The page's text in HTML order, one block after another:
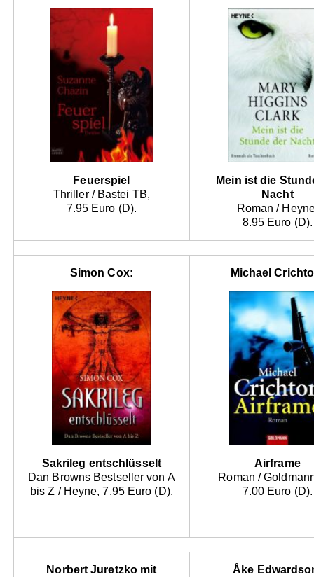
Feuerspiel
Thriller / Bastei TB,
7.95 Euro (D).
Mein ist die
Nacht
Roman /
8.95 Euro (D).
Simon Cox:
Sakrileg entschlüsselt
Dan Browns Bestseller von A
bis Z / Heyne, 7.95 Euro (D).
Michael
Airframe
Roman /
7.00 Euro (D).
Norbert Juretzko mit
Åke